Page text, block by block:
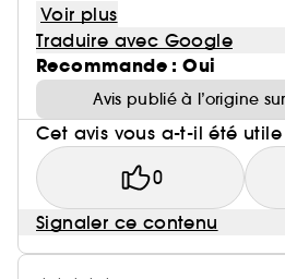
Voir plus
Traduire avec Google
Recommande : Oui
Avis publié à l’origine
Cet avis vous a-t-il été utile
0
Signaler ce contenu